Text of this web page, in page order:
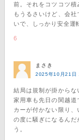
前。それをコツコツ積
もうるさいけど、会
いで、しっかり安全運
6
まさき
2025年10月21日
結局は規制が掛からな
家用車も先日の関越道
カーが付かない限り
の度に騒ぎになるん
う。